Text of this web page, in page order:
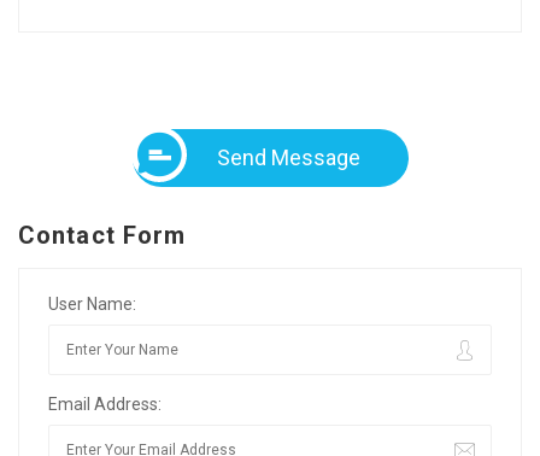
Send Message
Contact Form
User Name:
Email Address: